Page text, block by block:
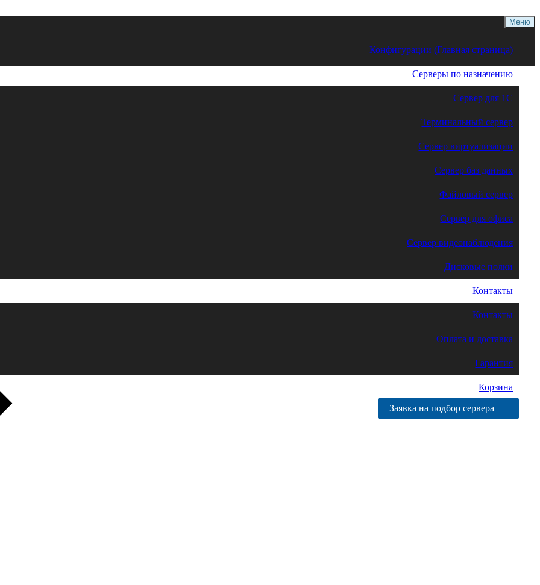
Меню
Конфигурации (Главная страница)
Серверы по назначению
Сервер для 1С
Терминальный сервер
Сервер виртуализации
Сервер баз данных
Файловый сервер
Сервер для офиса
Сервер видеонаблюдения
Дисковые полки
Контакты
Контакты
Оплата и доставка
Гарантия
Корзина
Заявка на подбор сервера